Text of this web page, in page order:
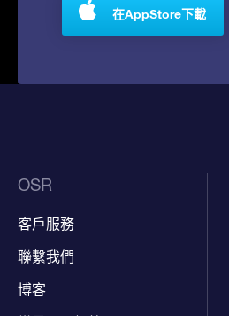
在AppStore下載
OSR
客戶服務
聯繫我們
博客